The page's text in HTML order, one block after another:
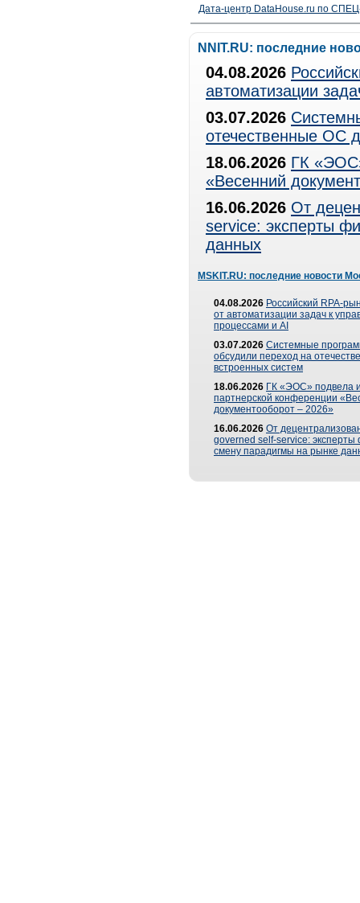
Дата-центр DataHouse.ru по
NNIT.RU: последние
04.08.2026
автоматизации
03.07.2026
отечественные ОС
18.06.2026 ГК
«Весенний
16.06.2026 От
service: эксперты
данных
MSKIT.RU: последние новости
04.08.2026 Российский RPA-
от автоматизации задач к
процессами и AI
03.07.2026 Системные
обсудили переход на
встроенных систем
18.06.2026 ГК «ЭОС» подвела
партнерской конференции
документооборот – 2026»
16.06.2026 От
governed self-service: эксперты
смену парадигмы на рынке